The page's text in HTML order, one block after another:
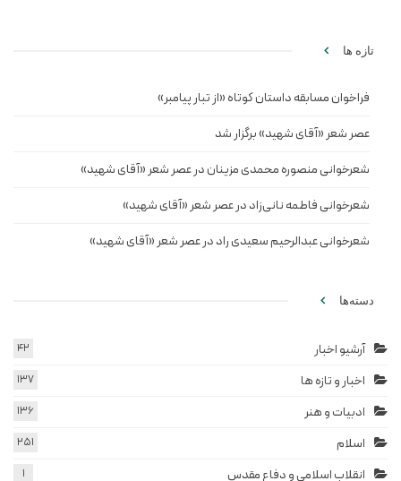
تازه ها
فراخوان مسابقه داستان کوتاه «از تبار پیامبر»
عصر شعر «آقای شهید» برگزار شد
شعرخوانی منصوره محمدی مزینان در عصر شعر «آقای شهید»
شعرخوانی فاطمه نانی‌زاد در عصر شعر «آقای شهید»
شعرخوانی عبدالرحیم سعیدی راد در عصر شعر «آقای شهید»
دسته‌ها
آرشیو اخبار 42
اخبار و تازه ها 137
ادبیات و هنر 136
اسلام 251
انقلاب اسلامی و دفاع مقدس 1